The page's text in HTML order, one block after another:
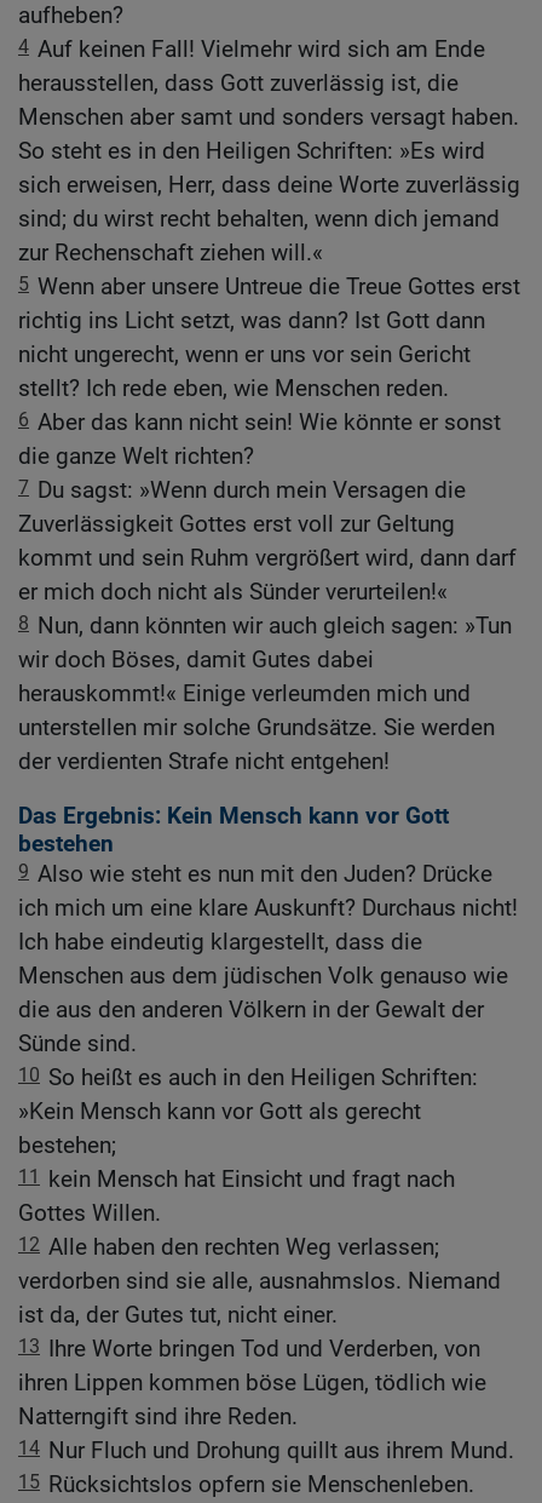
aufheben?
4 Auf keinen Fall! Vielmehr wird sich am Ende
herausstellen, dass Gott zuverlässig ist, die
Menschen aber samt und sonders versagt haben.
So steht es in den Heiligen Schriften: »Es wird
sich erweisen, Herr, dass deine Worte zuverlässig
sind; du wirst recht behalten, wenn dich jemand
zur Rechenschaft ziehen will.«
5 Wenn aber unsere Untreue die Treue Gottes erst
richtig ins Licht setzt, was dann? Ist Gott dann
nicht ungerecht, wenn er uns vor sein Gericht
stellt? Ich rede eben, wie Menschen reden.
6 Aber das kann nicht sein! Wie könnte er sonst
die ganze Welt richten?
7 Du sagst: »Wenn durch mein Versagen die
Zuverlässigkeit Gottes erst voll zur Geltung
kommt und sein Ruhm vergrößert wird, dann darf
er mich doch nicht als Sünder verurteilen!«
8 Nun, dann könnten wir auch gleich sagen: »Tun
wir doch Böses, damit Gutes dabei
herauskommt!« Einige verleumden mich und
unterstellen mir solche Grundsätze. Sie werden
der verdienten Strafe nicht entgehen!
Das Ergebnis: Kein Mensch kann vor Gott
bestehen
9 Also wie steht es nun mit den Juden? Drücke
ich mich um eine klare Auskunft? Durchaus nicht!
Ich habe eindeutig klargestellt, dass die
Menschen aus dem jüdischen Volk genauso wie
die aus den anderen Völkern in der Gewalt der
Sünde sind.
10 So heißt es auch in den Heiligen Schriften:
»Kein Mensch kann vor Gott als gerecht
bestehen;
11
kein Mensch hat Einsicht und fragt nach
Gottes Willen.
12 Alle haben den rechten Weg verlassen;
verdorben sind sie alle, ausnahmslos. Niemand
ist da, der Gutes tut, nicht einer.
13 Ihre Worte bringen Tod und Verderben, von
ihren Lippen kommen böse Lügen, tödlich wie
Natterngift sind ihre Reden.
14 Nur Fluch und Drohung quillt aus ihrem Mund.
15 Rücksichtslos opfern sie Menschenleben.